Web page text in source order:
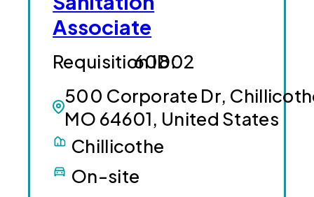
Associate
500 Corporate Dr,
MO 64601, United States
60802
Chillicothe
On-site